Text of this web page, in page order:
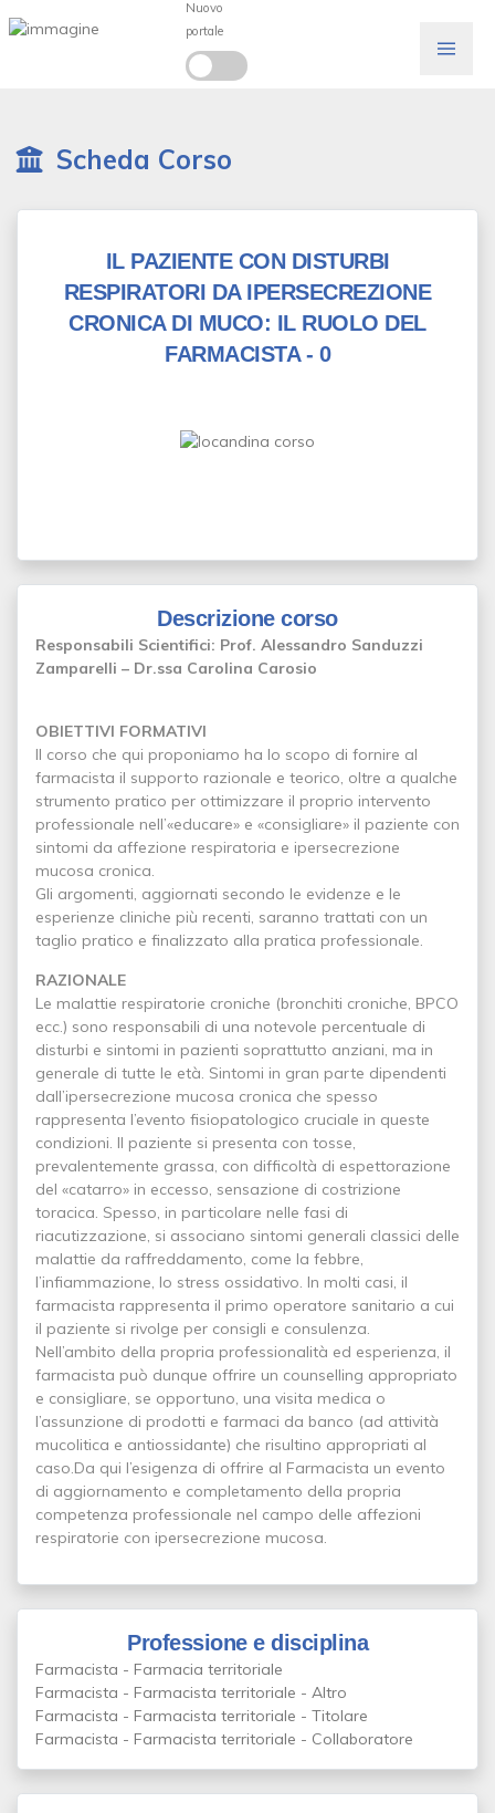
Scheda Corso
IL PAZIENTE CON DISTURBI
RESPIRATORI DA IPERSECREZIONE
CRONICA DI MUCO: IL RUOLO DEL
FARMACISTA - 0
Descrizione corso
Responsabili Scientifici: Prof. Alessandro Sanduzzi
Zamparelli – Dr.ssa Carolina Carosio
OBIETTIVI FORMATIVI
Il corso che qui proponiamo ha lo scopo di fornire al
farmacista il supporto razionale e teorico, oltre a qualche
strumento pratico per ottimizzare il proprio intervento
professionale nell’«educare» e «consigliare» il paziente con
sintomi da affezione respiratoria e ipersecrezione
mucosa cronica.
Gli argomenti, aggiornati secondo le evidenze e le
esperienze cliniche più recenti, saranno trattati con un
taglio pratico e finalizzato alla pratica professionale.
RAZIONALE
Le malattie respiratorie croniche (bronchiti croniche, BPCO
ecc.) sono responsabili di una notevole percentuale di
disturbi e sintomi in pazienti soprattutto anziani, ma in
generale di tutte le età. Sintomi in gran parte dipendenti
dall’ipersecrezione mucosa cronica che spesso
rappresenta l’evento fisiopatologico cruciale in queste
condizioni. Il paziente si presenta con tosse,
prevalentemente grassa, con difficoltà di espettorazione
del «catarro» in eccesso, sensazione di costrizione
toracica. Spesso, in particolare nelle fasi di
riacutizzazione, si associano sintomi generali classici delle
malattie da raffreddamento, come la febbre,
l’infiammazione, lo stress ossidativo. In molti casi, il
farmacista rappresenta il primo operatore sanitario a cui
il paziente si rivolge per consigli e consulenza.
Nell’ambito della propria professionalità ed esperienza, il
farmacista può dunque offrire un counselling appropriato
e consigliare, se opportuno, una visita medica o
l’assunzione di prodotti e farmaci da banco (ad attività
mucolitica e antiossidante) che risultino appropriati al
caso.Da qui l’esigenza di offrire al Farmacista un evento
di aggiornamento e completamento della propria
competenza professionale nel campo delle affezioni
respiratorie con ipersecrezione mucosa.
Professione e disciplina
Farmacista - Farmacia territoriale
Farmacista - Farmacista territoriale - Altro
Farmacista - Farmacista territoriale - Titolare
Farmacista - Farmacista territoriale - Collaboratore